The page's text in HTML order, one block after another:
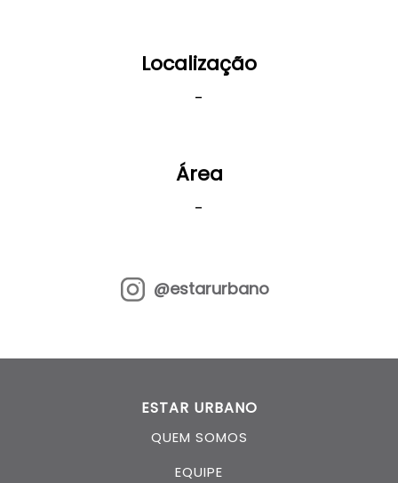
Localização
-
Área
-
@estarurbano
ESTAR URBANO
QUEM SOMOS
EQUIPE